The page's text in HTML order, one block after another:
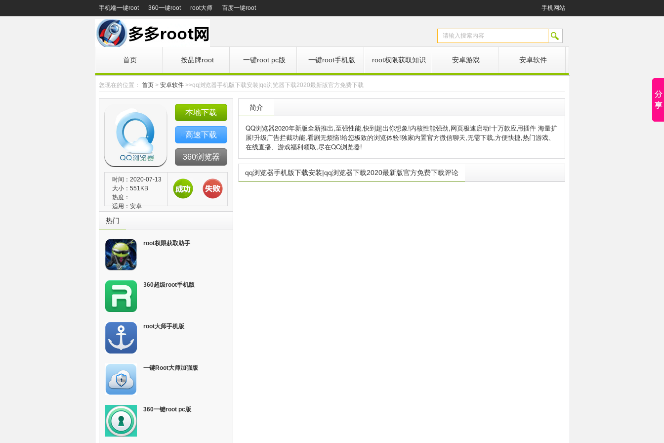
手机端一键root 360一键root root大师 百度一键root 手机网站
首页 按品牌root 一键root pc版 一键root手机版 root权限获取知识 安卓游戏 安卓软件
您现在的位置： 首页 > 安卓软件 >>qq浏览器手机版下载安装|qq浏览器下载2020最新版官方免费下载
本地下载
高速下载
360浏览器
时间：2020-07-13
大小：551KB
热度：
适用：安卓
热门
root权限获取助手
360超级root手机版
root大师手机版
一键Root大师加强版
360一键root pc版
简介
QQ浏览器2020年新版全新推出,至强性能,快到超出你想象!内核性能强劲,网页极速启动!十万款应用插件 海量扩
展!升级广告拦截功能,看剧无烦恼!给您极致的浏览体验!独家内置官方微信聊天,无需下载,方便快捷,热门游戏、
在线直播、游戏福利领取,尽在QQ浏览器!
qq浏览器手机版下载安装|qq浏览器下载2020最新版官方免费下载评论